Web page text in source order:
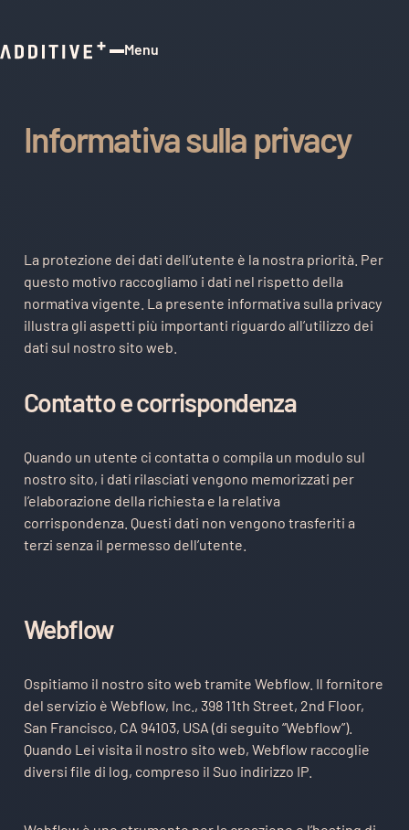
Menu
Informativa sulla privacy
La protezione dei dati dell’utente è la nostra priorità. Per
questo motivo raccogliamo i dati nel rispetto della
normativa vigente. La presente informativa sulla privacy
illustra gli aspetti più importanti riguardo all’utilizzo dei
dati sul nostro sito web.
Contatto e corrispondenza
Quando un utente ci contatta o compila un modulo sul
nostro sito, i dati rilasciati vengono memorizzati per
l’elaborazione della richiesta e la relativa
corrispondenza. Questi dati non vengono trasferiti a
terzi senza il permesso dell’utente.
Webflow
Ospitiamo il nostro sito web tramite Webflow. Il fornitore
del servizio è Webflow, Inc., 398 11th Street, 2nd Floor,
San Francisco, CA 94103, USA (di seguito “Webflow”).
Quando Lei visita il nostro sito web, Webflow raccoglie
diversi file di log, compreso il Suo indirizzo IP.